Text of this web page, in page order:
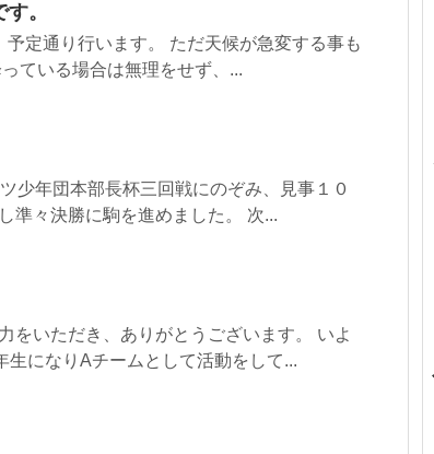
。
定通り行います。 ただ天候が急変する事も
ている場合は無理をせず、...
少年団本部長杯三回戦にのぞみ、見事１０
準々決勝に駒を進めました。 次...
をいただき、ありがとうございます。 いよ
生になりAチームとして活動をして...